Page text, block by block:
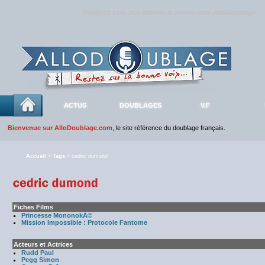
ACTUS DOUBLAGES V.F
Bienvenue sur AlloDoublage.com , le site référence du doublage français.
Accueil > Tags > cedric dumond
Fiches Films
Princesse MononokÃ©
Mission Impossible : Protocole Fantome
Acteurs et Actrices
Rudd Paul
Pegg Simon